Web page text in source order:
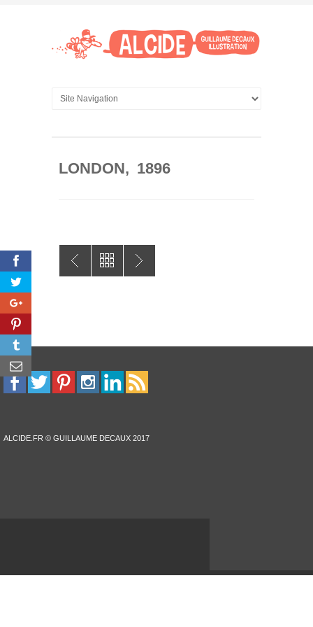
LONDON, 1896
ALCIDE.FR © GUILLAUME DECAUX 2017